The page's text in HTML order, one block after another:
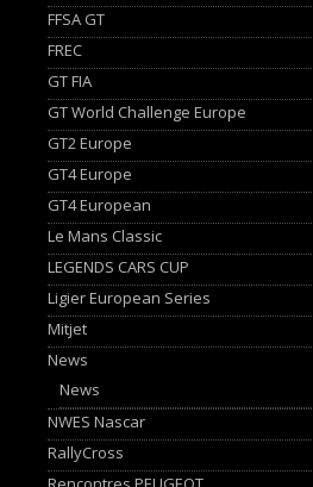
FFSA GT
FREC
GT FIA
GT World Challenge Europe
GT2 Europe
GT4 Europe
GT4 European
Le Mans Classic
LEGENDS CARS CUP
Ligier European Series
Mitjet
News
News
NWES Nascar
RallyCross